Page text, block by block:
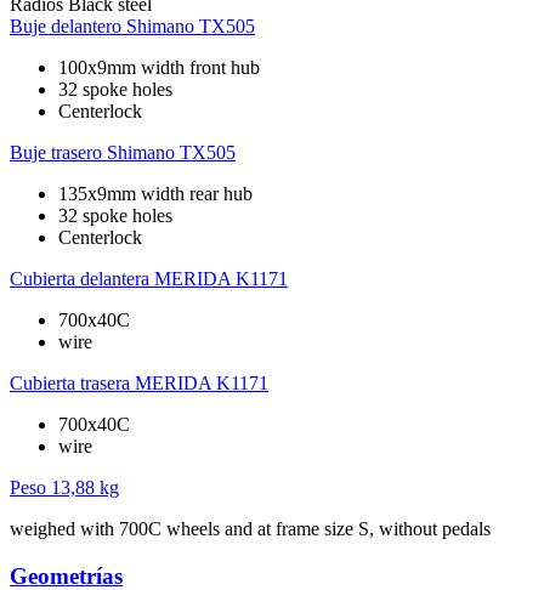
Radios Black steel
Buje delantero Shimano TX505
100x9mm width front hub
32 spoke holes
Centerlock
Buje trasero Shimano TX505
135x9mm width rear hub
32 spoke holes
Centerlock
Cubierta delantera MERIDA K1171
700x40C
wire
Cubierta trasera MERIDA K1171
700x40C
wire
Peso 13,88 kg
weighed with 700C wheels and at frame size S, without pedals
Geometrías